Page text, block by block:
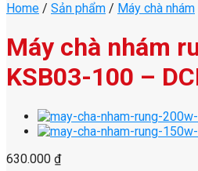
Home / Sản phẩm / Máy chà nhám
Máy chà nhám
KSB03-100 –
630.000 ₫